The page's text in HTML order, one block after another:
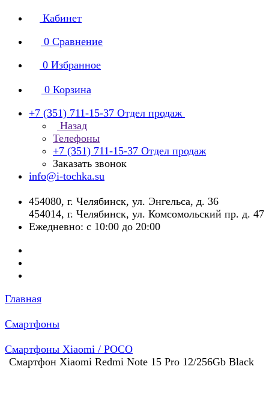
Кабинет
0 Сравнение
0 Избранное
0 Корзина
+7 (351) 711-15-37 Отдел продаж
Назад
Телефоны
+7 (351) 711-15-37 Отдел продаж
Заказать звонок
info@i-tochka.su
​454080, г. Челябинск, ул. Энгельса, д. 36
454014, г. Челябинск, ул. Комсомольский пр. д. 47
Ежедневно: с 10:00 до 20:00
Главная
Смартфоны
Смартфоны Xiaomi / POCO
Смартфон Xiaomi Redmi Note 15 Pro 12/256Gb Black